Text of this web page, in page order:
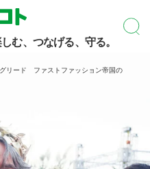
む、つなげる、守る。
リード ファストファッション帝国の